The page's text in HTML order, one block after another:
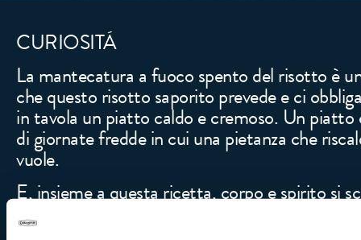
CURIOSITÁ
La mantecatura a fuoco spento del risotto è
che questo risotto saporito prevede e ci
in tavola un piatto caldo e cremoso. Un piatto
di giornate fredde in cui una pietanza che
vuole.
E, insieme a questa ricetta, corpo e spirito si
un risotto al radicchio, re delle verdure